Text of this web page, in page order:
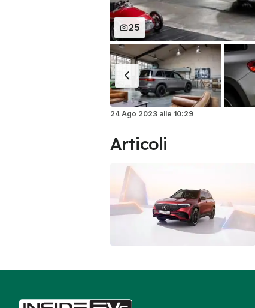
25
24 Ago 2023 alle 10:29
Articoli